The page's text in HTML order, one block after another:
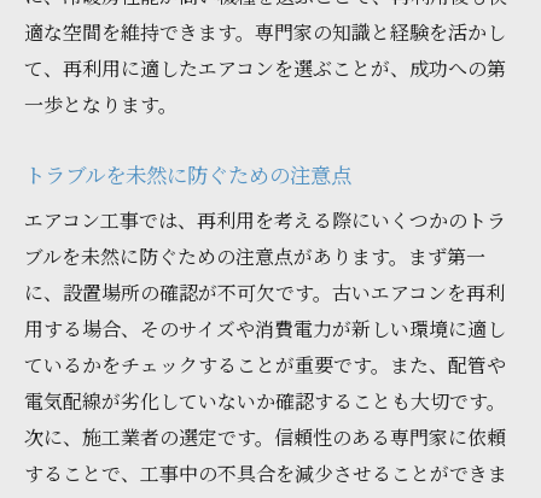
適な空間を維持できます。専門家の知識と経験を活かし
て、再利用に適したエアコンを選ぶことが、成功への第
一歩となります。
トラブルを未然に防ぐための注意点
エアコン工事では、再利用を考える際にいくつかのトラ
ブルを未然に防ぐための注意点があります。まず第一
に、設置場所の確認が不可欠です。古いエアコンを再利
用する場合、そのサイズや消費電力が新しい環境に適し
ているかをチェックすることが重要です。また、配管や
電気配線が劣化していないか確認することも大切です。
次に、施工業者の選定です。信頼性のある専門家に依頼
することで、工事中の不具合を減少させることができま